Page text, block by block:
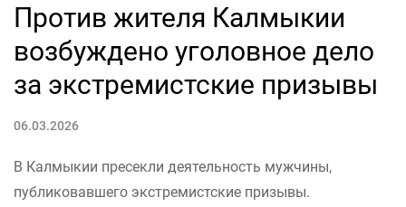
Против жителя Калмыкии
возбуждено уголовное дело
за экстремистские призывы
06.03.2026
В Калмыкии пресекли деятельность мужчины,
публиковавшего экстремистские призывы.